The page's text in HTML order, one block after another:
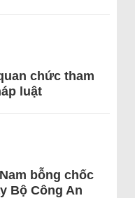
chức tham
luật
bỗng chốc
Bộ Công An